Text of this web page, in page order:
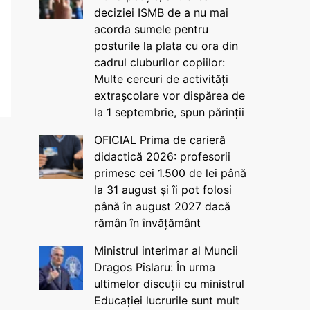
deciziei ISMB de a nu mai
acorda sumele pentru
posturile la plata cu ora din
cadrul cluburilor copiilor:
Multe cercuri de activități
extrașcolare vor dispărea de
la 1 septembrie, spun părinții
OFICIAL Prima de carieră
didactică 2026: profesorii
primesc cei 1.500 de lei până
la 31 august și îi pot folosi
până în august 2027 dacă
rămân în învățământ
Ministrul interimar al Muncii
Dragos Pîslaru: În urma
ultimelor discuții cu ministrul
Educației lucrurile sunt mult